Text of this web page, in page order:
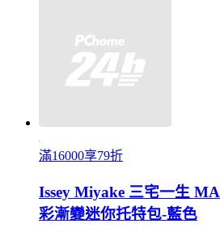
滿16000享79折
Issey Miyake 三宅一生
彩漸變迷你托特包-藍色